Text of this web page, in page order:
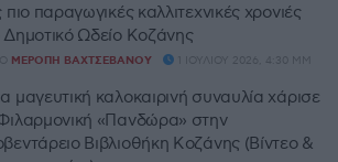
πιο παραγωγικές καλλιτεχνικές χρονιές
Δημοτικό Ωδείο Κοζάνης
ΜΕΡΌΠΗ ΒΑΧΤΣΕΒΆΝΟΥ 1 ΙΟΥΛΊΟΥ 2026, 4:30 ΜΜ
μαγευτική καλοκαιρινή συναυλία χάρισε
«Πανδώρα» στην
Βιβλιοθήκη Κοζάνης (Βίντεο &